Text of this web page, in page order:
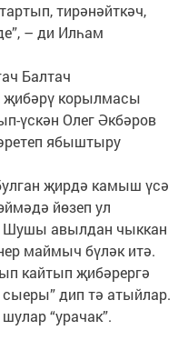
тирәнәйткәч,
– ди Илһам
Балтач
җибәрү корылмасы
үскән Олег Әкбәров
ябыштыру
җирдә камыш үсә
йөзеп ул
авылдан чыккан
маймыч бүләк итә.
кайтып җибәрергә
дип тә атыйлар.
“урачак”.